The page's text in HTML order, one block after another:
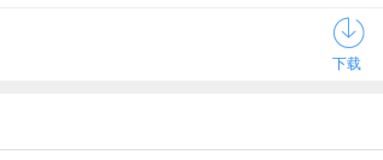
下载